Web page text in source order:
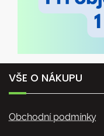
VŠE O NÁKUPU
Obchodní podmínky